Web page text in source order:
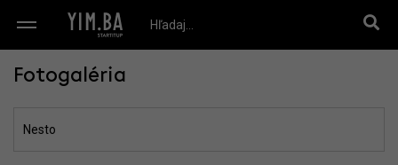
Fotogaléria